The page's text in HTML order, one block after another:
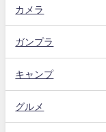
カメラ
ガンプラ
キャンプ
グルメ